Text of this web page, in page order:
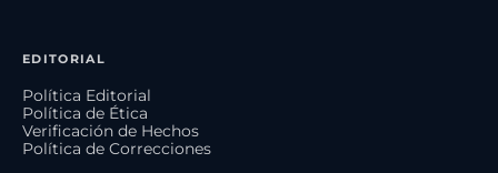
EDITORIAL
Política Editorial
Política de Ética
Verificación de Hechos
Política de Correcciones